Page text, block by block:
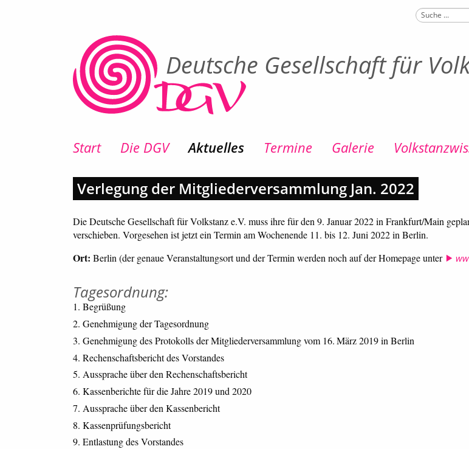
Deutsche Gesellschaft für
Start Die DGV Aktuelles Termine Galerie
Verlegung der Mitgliederversammlung Jan. 2022
Die Deutsche Gesellschaft für Volkstanz e.V. muss ihre für den 9. Januar 2022 in Frankfurt/Main
verschieben. Vorgesehen ist jetzt ein Termin am Wochenende 11. bis 12. Juni 2022 in Berlin.
Ort: Berlin (der genaue Veranstaltungsort und der Termin werden noch auf der Homepage unter
Tagesordnung:
Begrüßung
Genehmigung der Tagesordnung
Genehmigung des Protokolls der Mitgliederversammlung vom 16. März 2019 in Berlin
Rechenschaftsbericht des Vorstandes
Aussprache über den Rechenschaftsbericht
Kassenberichte für die Jahre 2019 und 2020
Aussprache über den Kassenbericht
Kassenprüfungsbericht
Entlastung des Vorstandes